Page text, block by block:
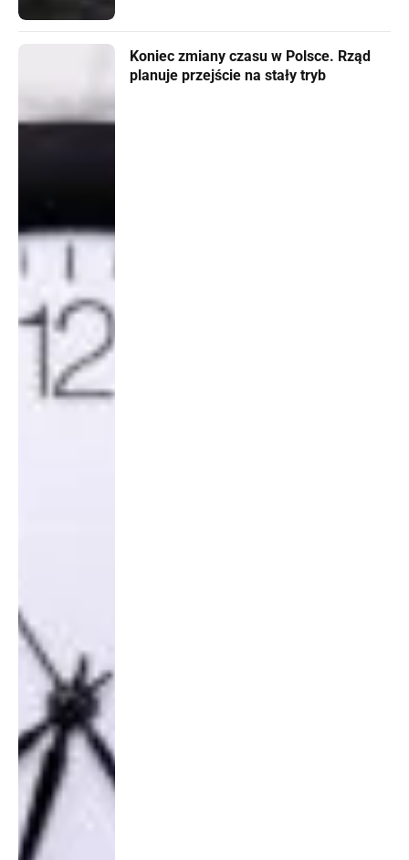
Koniec zmiany czasu w Polsce. Rząd
planuje przejście na stały tryb